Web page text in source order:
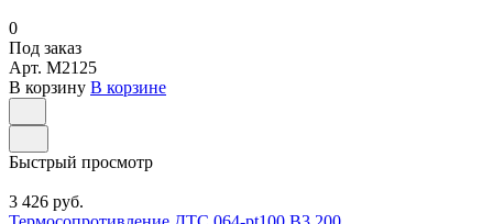
0
Под заказ
Арт. M2125
В корзину В корзине
Быстрый просмотр
3 426 руб.